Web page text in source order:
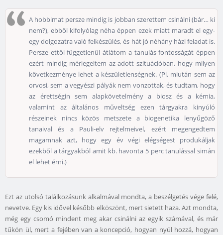
A hobbimat persze mindig is jobban szerettem csinálni (bár… ki
nem?), ebből kifolyólag néha éppen ezek miatt maradt el egy-
egy dolgozatra való felkészülés, és hát jó néhány házi feladat is.
Persze ettől függetlenül átlátom a tanulás fontosságát éppen
ezért mindig mérlegeltem az adott szituációban, hogy milyen
következménye lehet a készületlenségnek. (Pl. miután sem az
orvosi, sem a vegyészi pályák nem vonzottak, és tudtam, hogy
az érettségin sem alapkövetelmény a biosz és a kémia,
valamint az általános műveltség ezen tárgyakra kinyúló
részeinek nincs közös metszete a biogenetika lenyűgöző
tanaival és a Pauli-elv rejtelmeivel, ezért megengedtem
magamnak azt, hogy egy év végi elégségest produkáljak
ezekből a tárgyakból amit kb. havonta 5 perc tanulással simán
el lehet érni.)
Ezt az utolsó találkozásunk alkalmával mondta, a beszélgetés vége felé,
nevetve. Egy kis idővel később elköszönt, mert sietett haza. Azt mondta,
még egy csomó mindent meg akar csinálni az egyik számával, és már
tűkön ül, mert a fejében van a koncepció, hogyan nyúl hozzá, hogyan